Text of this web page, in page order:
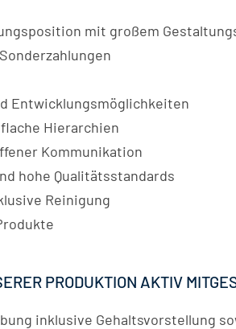
mit großem
Entwicklungsmöglichkeiten
Hierarchien
Kommunikation
hohe Qualitätsstandards
Reinigung
PRODUKTION AKTIV
inklusive Gehaltsvorstellung